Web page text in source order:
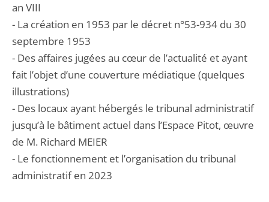
an VIII
- La création en 1953 par le décret n°53-934 du 30
septembre 1953
- Des affaires jugées au cœur de l’actualité et ayant
fait l’objet d’une couverture médiatique (quelques
illustrations)
- Des locaux ayant hébergés le tribunal administratif
jusqu’à le bâtiment actuel dans l’Espace Pitot, œuvre
de M. Richard MEIER
- Le fonctionnement et l’organisation du tribunal
administratif en 2023